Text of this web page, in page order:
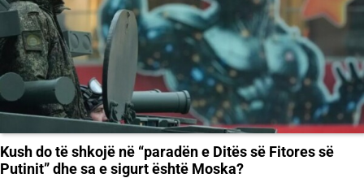
Kush do të shkojë në “paradën e Ditës së Fitores së
Putinit” dhe sa e sigurt është Moska?